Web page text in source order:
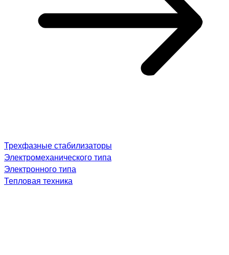
Трехфазные стабилизаторы
Электромеханического типа
Электронного типа
Тепловая техника